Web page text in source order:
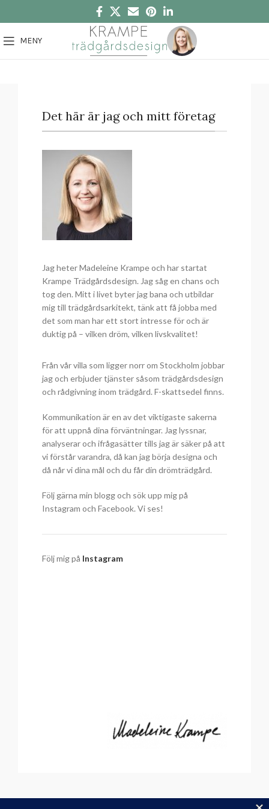
MENY
Det här är jag och mitt företag
Jag heter Madeleine Krampe och har startat
Krampe Trädgårdsdesign. Jag såg en chans och
tog den. Mitt i livet byter jag bana och utbildar
mig till trädgårdsarkitekt, tänk att få jobba med
det som man har ett stort intresse för och är
duktig på – vilken dröm, vilken livskvalitet!
Från vår villa som ligger norr om Stockholm jobbar
jag och erbjuder tjänster såsom trädgårdsdesign
och rådgivning inom trädgård. F-skattsedel finns.
Kommunikation är en av det viktigaste sakerna
för att uppnå dina förväntningar. Jag lyssnar,
analyserar och ifrågasätter tills jag är säker på att
vi förstår varandra, då kan jag börja designa och
då når vi dina mål och du får din drömträdgård.
Följ gärna min blogg och sök upp mig på
Instagram och Facebook. Vi ses!
Följ mig på Instagram